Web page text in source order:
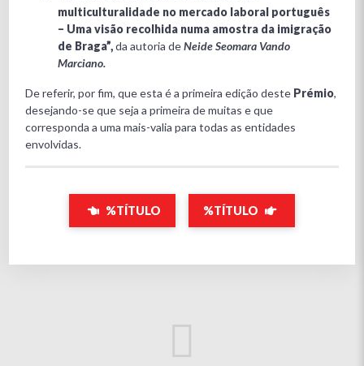
multiculturalidade no mercado laboral português
– Uma visão recolhida numa amostra da imigração
de Braga”,da autoria deNeide Seomara Vando
Marciano.
De referir, por fim, que esta é a primeira edição deste Prémio,
desejando-se que seja a primeira de muitas e que
corresponda a uma mais-valia para todas as entidades
envolvidas.
%TÍTULO %TÍTULO